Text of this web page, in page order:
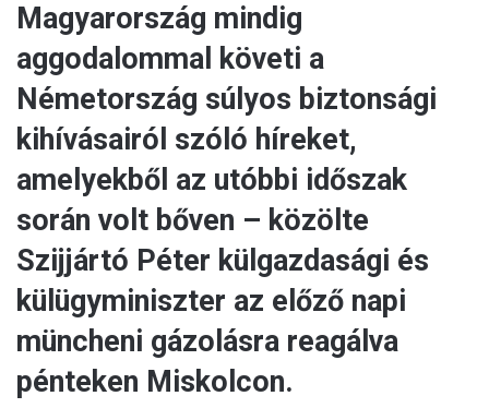
Magyarország mindig
aggodalommal követi a
Németország súlyos biztonsági
kihívásairól szóló híreket,
amelyekből az utóbbi időszak
során volt bőven – közölte
Szijjártó Péter külgazdasági és
külügyminiszter az előző napi
müncheni gázolásra reagálva
pénteken Miskolcon.